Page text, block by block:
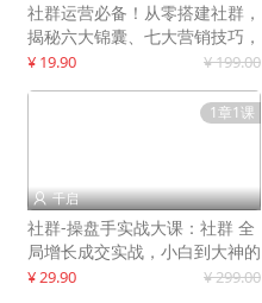
社群运营必备！从零搭建社群，
揭秘六大锦囊、七大营销技巧，
打造火爆社群
¥ 19.90 ¥ 199.00
1章1课
 千启
社群-操盘手实战大课：社群 全
局增长成交实战，小白到大神的
进阶之路
¥ 29.90 ¥ 299.00